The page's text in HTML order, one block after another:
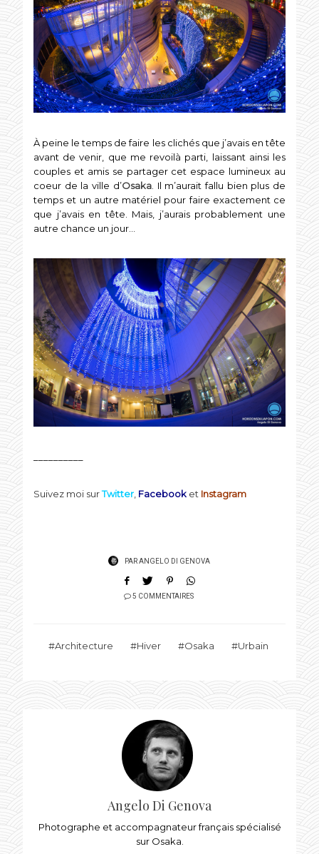
À peine le temps de faire les clichés que j’avais en tête
avant de venir, que me revoilà parti, laissant ainsi les
couples et amis se partager cet espace lumineux au
coeur de la ville d’Osaka. Il m’aurait fallu bien plus de
temps et un autre matériel pour faire exactement ce
que j’avais en tête. Mais, j’aurais probablement une
autre chance un jour…
Suivez moi surTwitter Facebook et Instagram
PARANGELO DI GENOVA
5 COMMENTAIRES
Architecture Hiver Osaka Urbain
Angelo Di Genova
Photographe et accompagnateur français spécialisé
sur Osaka.